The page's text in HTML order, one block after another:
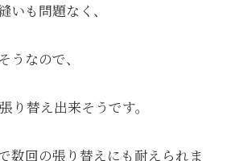
いも問題なく、
うなので、
り替え出来そうです。
数回の張り替えにも耐えられま